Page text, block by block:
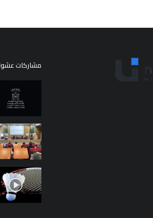
مشاركات